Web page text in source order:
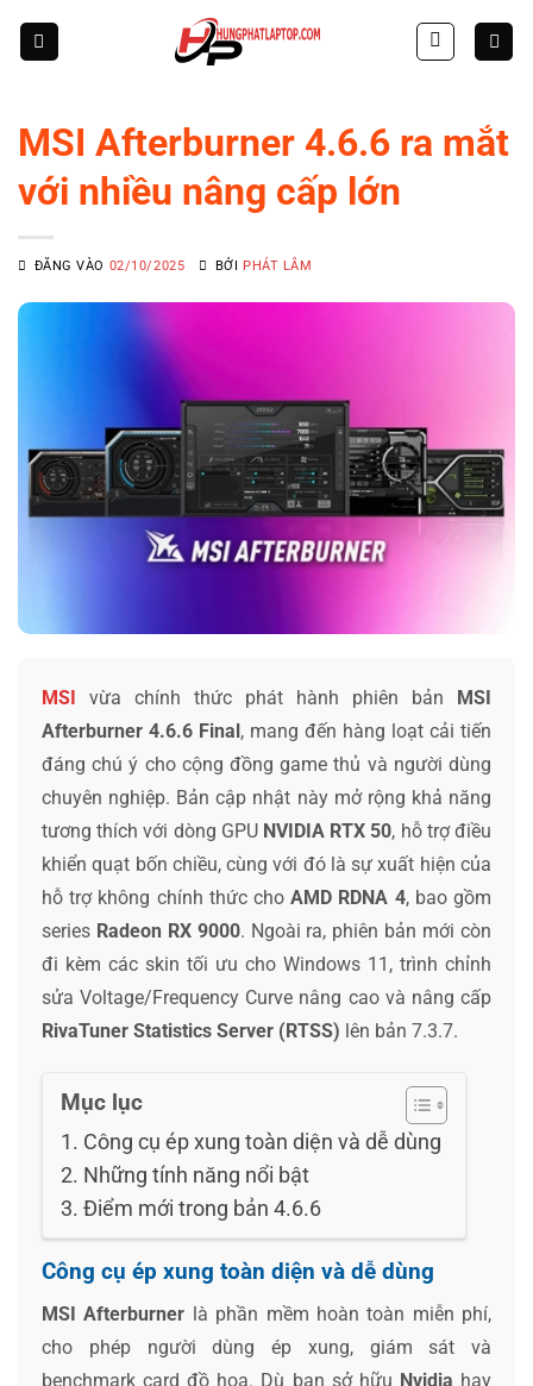
MSI Afterburner 4.6.6 ra mắt
với nhiều nâng cấp lớn
ĐĂNG VÀO 02/10/2025 BỞI PHÁT LÂM
MSI vừa chính thức phát hành phiên bản MSI
Afterburner 4.6.6 Final, mang đến hàng loạt cải tiến
đáng chú ý cho cộng đồng game thủ và người dùng
chuyên nghiệp. Bản cập nhật này mở rộng khả năng
tương thích với dòng GPU NVIDIA RTX 50, hỗ trợ điều
khiển quạt bốn chiều, cùng với đó là sự xuất hiện của
hỗ trợ không chính thức choAMD RDNA 4, bao gồm
series Radeon RX 9000. Ngoài ra, phiên bản mới còn
đi kèm các skin tối ưu cho Windows 11, trình chỉnh
sửa Voltage/Frequency Curve nâng cao và nâng cấp
RivaTuner Statistics Server (RTSS) lên bản 7.3.7.
Mục lục
Công cụ ép xung toàn diện và dễ dùng
Những tính năng nổi bật
Điểm mới trong bản 4.6.6
Công cụ ép xung toàn diện và dễ dùng
MSI Afterburner là phần mềm hoàn toàn miễn phí,
cho phép người dùng ép xung, giám sát và
benchmark card đồ họa. Dù bạn sở hữu Nvidia hay